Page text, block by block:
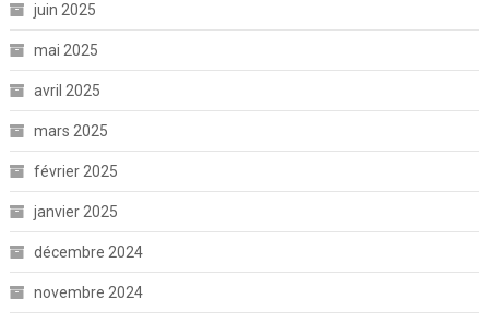
juin 2025
mai 2025
avril 2025
mars 2025
février 2025
janvier 2025
décembre 2024
novembre 2024